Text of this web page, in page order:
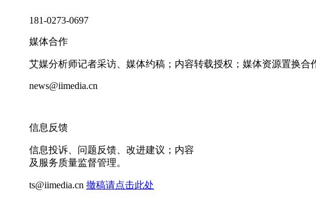
181-0273-0697
媒体合作
艾媒分析师记者采访、媒体约稿；内容转载授权；媒体资源置换合
news@iimedia.cn
信息反馈
信息投诉、问题反馈、改进建议；内容
及服务质量监督管理。
ts@iimedia.cn 撤稿请点击此处